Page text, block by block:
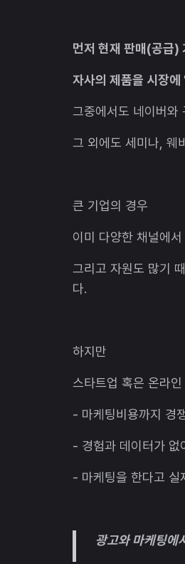
먼저 현재 판매(공급)
자사의 제품을 시장
그중에서도 네이버와
그 외에도 세미나, 웨
큰 기업의 경우
이미 다양한 채널에
그리고 자원도 많기
다.
하지만
스타트업 혹은 온라
- 마케팅비용까지 경
- 경험과 데이터가 없
- 마케팅을 한다고 실
광고와 마케팅에